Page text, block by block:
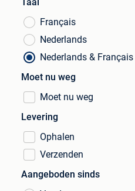
Français
Nederlands
Nederlands & Français
Moet nu weg
Moet nu weg
Levering
Ophalen
Verzenden
Aangeboden sinds